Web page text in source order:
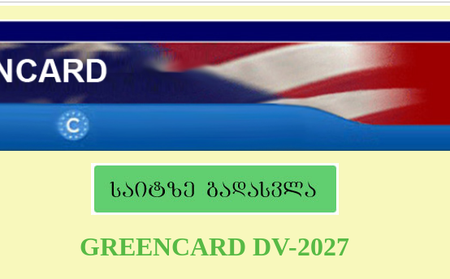
GREENCARD DV-2027